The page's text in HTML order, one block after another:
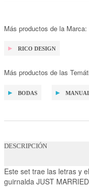
Más productos de la Marca:
RICO DESIGN
Más productos de las
BODAS
DESCRIPCIÓN
Este set trae las letras y
guirnalda JUST